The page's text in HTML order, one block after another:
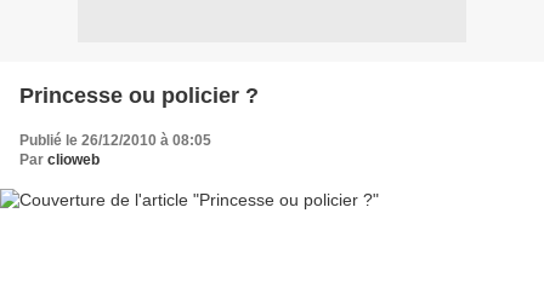
Princesse ou policier ?
Publié le 26/12/2010 à 08:05
Par clioweb